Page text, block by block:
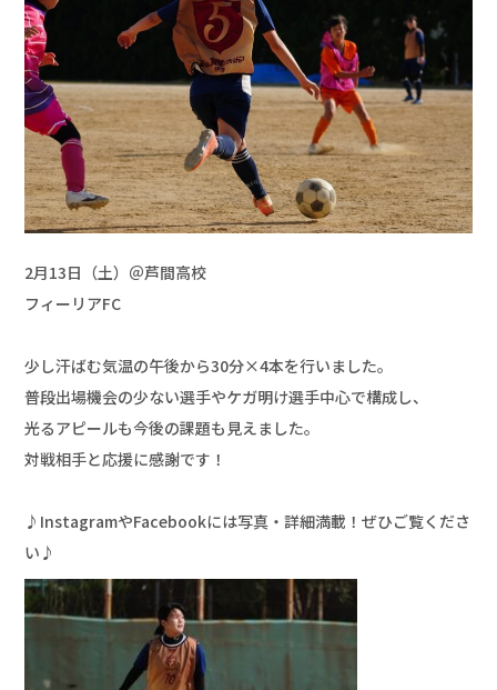
2月13日（土）＠芦間高校
フィーリアFC
少し汗ばむ気温の午後から30分×4本を行いました。
普段出場機会の少ない選手やケガ明け選手中心で構成し、
光るアピールも今後の課題も見えました。
対戦相手と応援に感謝です！
♪InstagramやFacebookには写真・詳細満載！ぜひご覧くださ